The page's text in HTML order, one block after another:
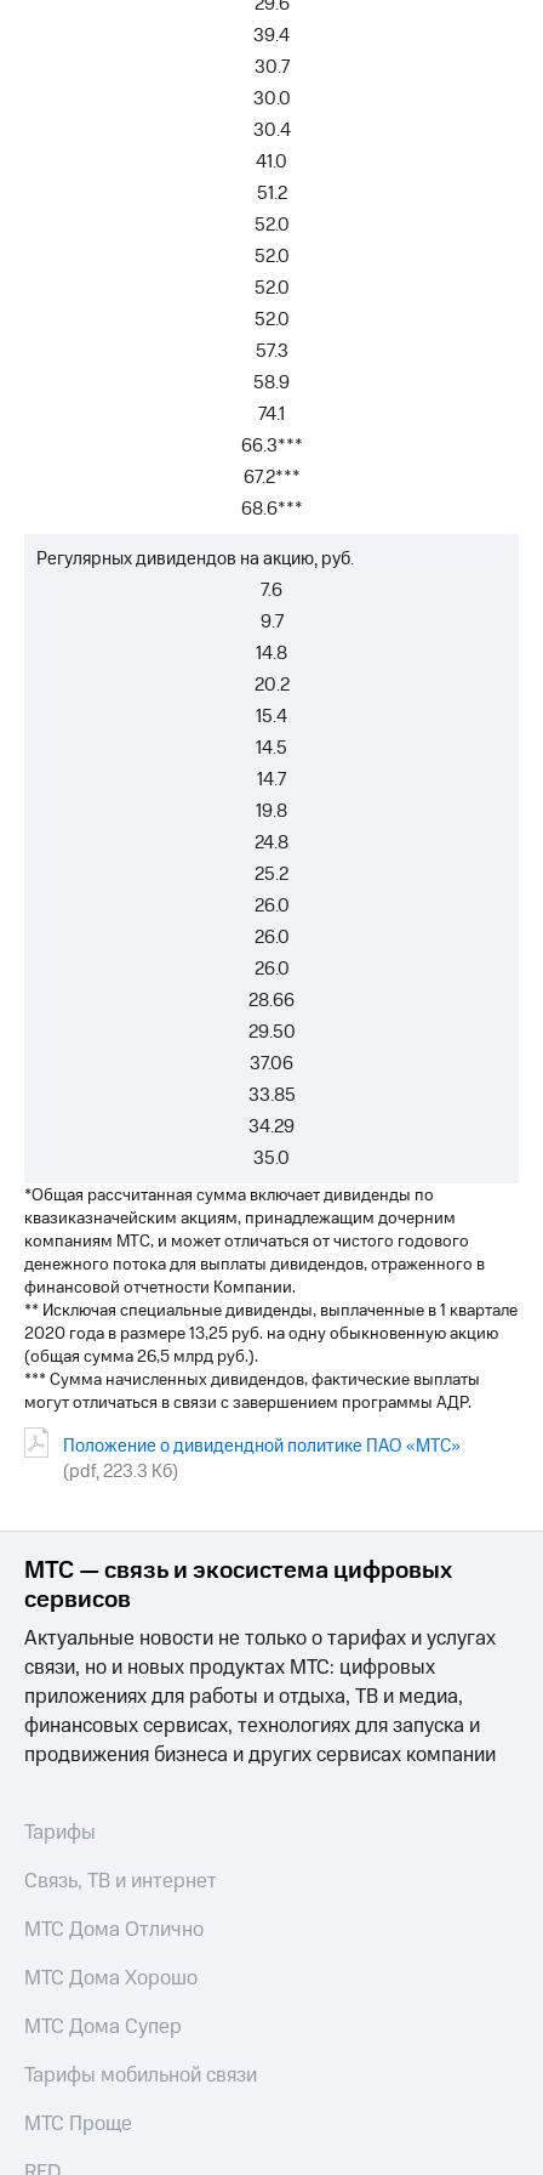
39.4
30.7
30.0
30.4
41.0
51.2
52.0
52.0
52.0
52.0
57.3
58.9
74.1
66.3***
67.2***
68.6***
Регулярных дивидендов на акцию, руб.
7.6
9.7
14.8
20.2
15.4
14.5
14.7
19.8
24.8
25.2
26.0
26.0
26.0
28.66
29.50
37.06
33.85
34.29
35.0
*Общая рассчитанная сумма включает дивиденды по
квазиказначейским акциям, принадлежащим дочерним
компаниям МТС, и может отличаться от чистого годового
денежного потока для выплаты дивидендов, отраженного в
финансовой отчетности Компании.
** Исключая специальные дивиденды, выплаченные в 1 квартале
2020 года в размере 13,25 руб. на одну обыкновенную акцию
(общая сумма 26,5 млрд руб.).
*** Сумма начисленных дивидендов, фактические выплаты
могут отличаться в связи с завершением программы АДР.
Положение о дивидендной политике ПАО «МТС»
(pdf, 223.3 Кб)
МТС — связь и экосистема цифровых
сервисов
Актуальные новости не только о тарифах и услугах
связи, но и новых продуктах МТС: цифровых
приложениях для работы и отдыха, ТВ и медиа,
финансовых сервисах, технологиях для запуска и
продвижения бизнеса и других сервисах компании
Тарифы
Связь, ТВ и интернет
МТС Дома Отлично
МТС Дома Хорошо
МТС Дома Супер
Тарифы мобильной связи
МТС Проще